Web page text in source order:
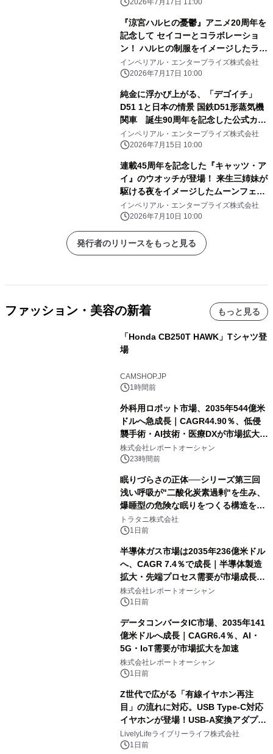
『涼宮ハルヒの憂鬱』アニメ20周年を
記念して セイコーとコラボレーショ
ン！ ハルヒの制服をイメージしたライ
トブルーの腕時計が登場
インペリアル・エンタープライズ株式会社
2026年7月17日 10:00
純金に浮かび上がる、「デゴイチ」
D51 1と日本の情景 国鉄D51形蒸気機
関車 誕生90周年を記念した公式カラ
ー金貨が登場！
インペリアル・エンタープライズ株式会社
2026年7月15日 10:00
連載45周年を記念した『キャッツ・ア
イ』のウオッチが登場！ 来生三姉妹が
駆ける夜をイメージしたムーンフェイ
ズウオッチ
インペリアル・エンタープライズ株式会社
2026年7月10日 10:00
発行者のリリースをもっと見る
ファッション・美容の新着 もっと見る
「Honda CB250T HAWK」Tシャツ登
場
CAMSHOP.JP
1時間前
外科用ロボット市場、2035年544億米
ドルへ急成長｜CAGR44.90％、低侵
襲手術・AI技術・医療DXが市場拡大を
牽引
株式会社レポートオーシャン
23時間前
眠りづらさの正体──シリーズ第三回
浅い呼吸が"二酸化炭素過剰"を生み、
爆睡型の危険な眠りをつくる構造を解
説
トラタニ株式会社
1日前
半導体ガス市場は2035年236億米ドル
へ、CAGR 7.4％で成長｜半導体製造
拡大・先端プロセス需要が市場成長を
加速
株式会社レポートオーシャン
1日前
データコンバータIC市場、2035年141
億米ドルへ成長｜CAGR6.4％、AI・
5G・IoT需要が市場拡大を加速
株式会社レポートオーシャン
1日前
Z世代で広がる「有線イヤホン再注
目」の流れに対応。USB Type-C対応
イヤホンが登場！USB-A変換アダプタ
ー付きでスマホからパソコンまで幅広
く活用可能
LivelyLifeライブリーライフ株式会社
1日前